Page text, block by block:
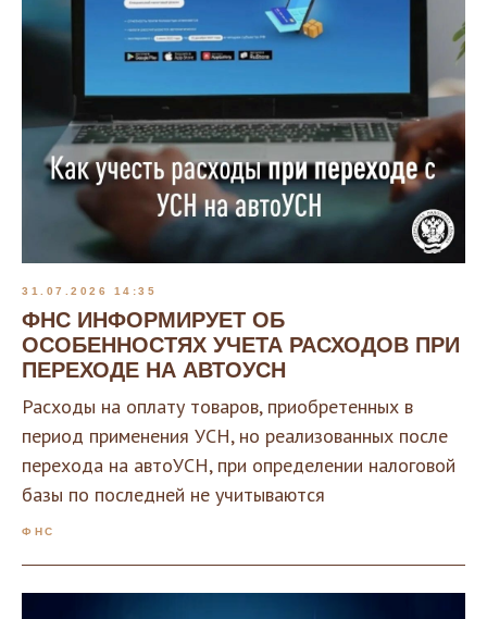
31.07.2026 14:35
ФНС ИНФОРМИРУЕТ ОБ
ОСОБЕННОСТЯХ УЧЕТА РАСХОДОВ ПРИ
ПЕРЕХОДЕ НА АВТОУСН
Расходы на оплату товаров, приобретенных в
период применения УСН, но реализованных после
перехода на автоУСН, при определении налоговой
базы по последней не учитываются
ФНС